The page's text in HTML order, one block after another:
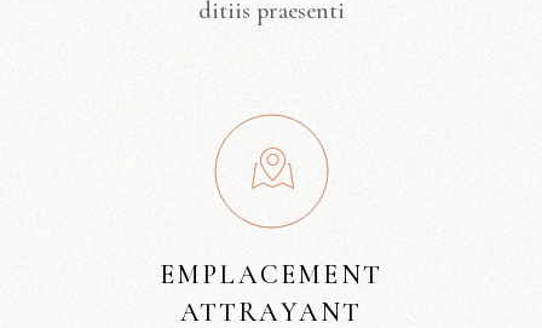
ditiis praesenti
EMPLACEMENT
ATTRAYANT